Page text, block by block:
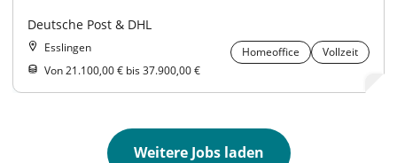
Deutsche Post & DHL
Esslingen Homeoffice
Vollzeit
Von 21.100,00 € bis 37.900,00 €
Weitere Jobs laden